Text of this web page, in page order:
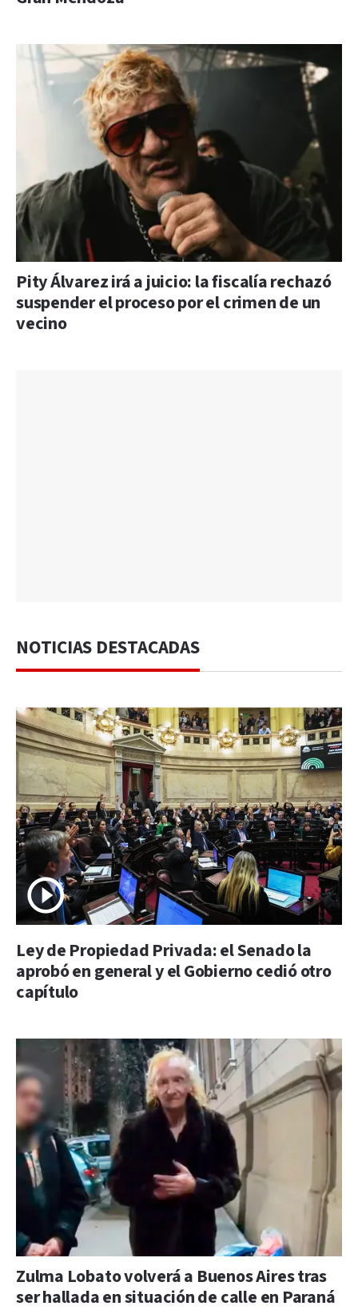
Pity Álvarez irá a juicio: la fiscalía rechazó
suspender el proceso por el crimen de un
vecino
NOTICIAS DESTACADAS
Ley de Propiedad Privada: el Senado la
aprobó en general y el Gobierno cedió otro
capítulo
Zulma Lobato volverá a Buenos Aires tras
ser hallada en situación de calle en Paraná